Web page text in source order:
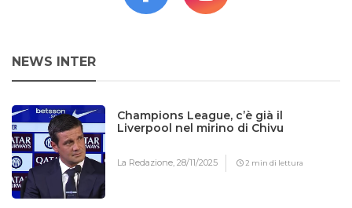
NEWS INTER
Champions League, c’è già il
Liverpool nel mirino di Chivu
La Redazione,28/11/2025 2 min di lettura